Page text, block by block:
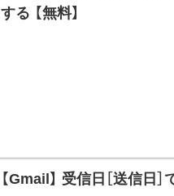
する 【無料】
【Gmail】 受信日［送信日